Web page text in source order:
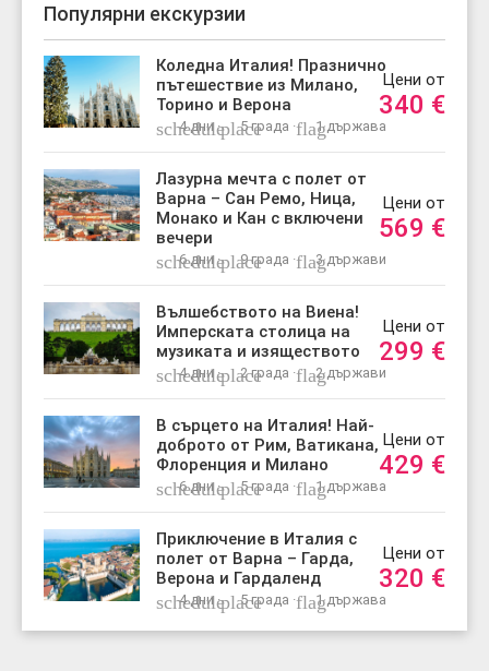
Популярни екскурзии
Коледна Италия! Празнично
пътешествие из Милано,
Торино и Верона
schedule
4 дни ·place5 града ·flag1 държава
Цени от
340 €
Лазурна мечта с полет от
Варна – Сан Ремо, Ница,
Монако и Кан с включени
вечери
schedule
6 дни ·place9 града ·flag3 държави
Цени от
569 €
Вълшебството на Виена!
Имперската столица на
музиката и изяществото
schedule
4 дни ·place2 града ·flag2 държави
Цени от
299 €
В сърцето на Италия! Най-
доброто от Рим, Ватикана,
Флоренция и Милано
schedule
6 дни ·place5 града ·flag1 държава
Цени от
429 €
Приключение в Италия с
полет от Варна – Гарда,
Верона и Гардаленд
schedule
4 дни ·place5 града ·flag1 държава
Цени от
320 €